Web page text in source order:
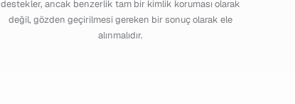
destekler, ancak benzerlik tam bir kimlik koruması olarak
değil, gözden geçirilmesi gereken bir sonuç olarak ele
alınmalıdır.